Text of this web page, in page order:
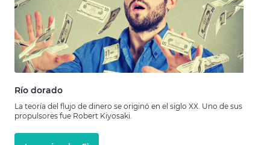
Río dorado
La teoría del flujo de dinero se originó en el siglo XX. Uno de sus
propulsores fue Robert Kiyosaki.